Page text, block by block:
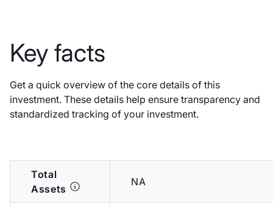
Key facts
Get a quick overview of the core details of this
investment. These details help ensure transparency and
standardized tracking of your investment.
Total
Assets
NA